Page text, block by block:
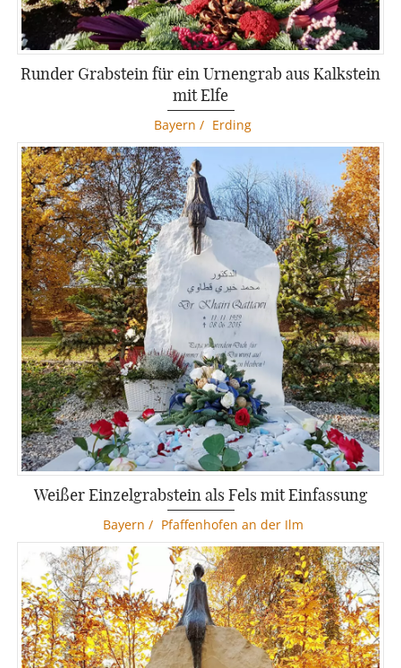
Runder Grabstein für ein Urnengrab aus Kalkstein
mit Elfe
Bayern / Erding
Weißer Einzelgrabstein als Fels mit Einfassung
Bayern / Pfaffenhofen an der Ilm